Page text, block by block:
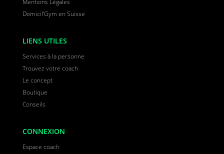
Domicil’Gym en Suisse
LIENS UTILES
Services à la personne
Trouvez votre coach
Le concept
Boutique
Conseils
CONNEXION
Espace coach